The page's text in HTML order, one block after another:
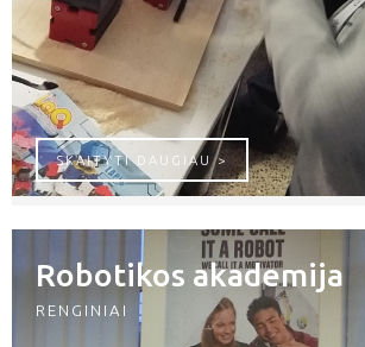
SKAITYTI DAUGIAU > ROBOTIADA 2016
Robotikos akademija
RENGINIAI